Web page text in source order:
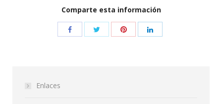
Comparte esta información
Enlaces